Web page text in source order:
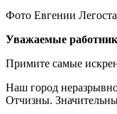
Фото Евгении
Уважаемые
Примите самые
Наш город
Отчизны.